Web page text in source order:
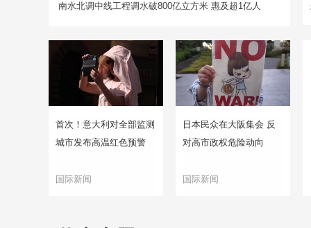
南水北调中线工程调水破800亿立方米 惠及超1亿人
首次！意大利对全部监测
城市发布高温红色预警
国际新闻
日本民众在大阪集会 反
对高市政权危险动向
国际新闻